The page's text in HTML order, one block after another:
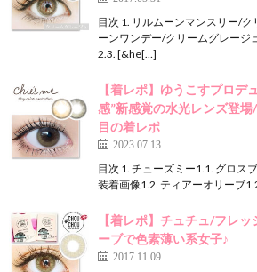
目次 1. リルムーンマンスリー/
ーンワンデー/クリームグレージ
2.3. [&he[…]
【着レポ】ゆうこすプロデ
感”新感覚の水光レンズ登
目の着レポ
2023.07.13
目次 1. チューズミー1.1. グロス
装着画像1.2. ティアーオリーブ
【着レポ】チュチュ/フレ
ーブで色素薄い系女子♪
2017.11.09